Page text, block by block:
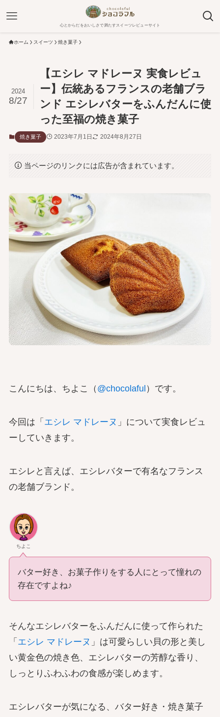
心とからだをおいしさで満たすスイーツレビューサイト
ホーム スイーツ 焼き菓子
【エシレ マドレーヌ 実食レビュ
ー】伝統あるフランスの老舗ブラ
ンド エシレバターをふんだんに使
った至福の焼き菓子
2024
8/27
焼き菓子 2023年7月1日 2024年8月27日
当ページのリンクには広告が含まれています。
こんにちは、ちよこ（ @chocolaful ）です。
今回は「 エシレ マドレーヌ 」について実食レビュ
ーしていきます。
エシレと言えば、エシレバターで有名なフランス
の老舗ブランド。
ちよこ
バター好き、お菓子作りをする人にとって憧れの
存在ですよね♪
そんなエシレバターをふんだんに使って作られた
「 エシレ マドレーヌ 」は可愛らしい貝の形と美し
い黄金色の焼き色、エシレバターの芳醇な香り、
しっとりふわふわの食感が楽しめます。
エシレバターが気になる、バター好き・焼き菓子